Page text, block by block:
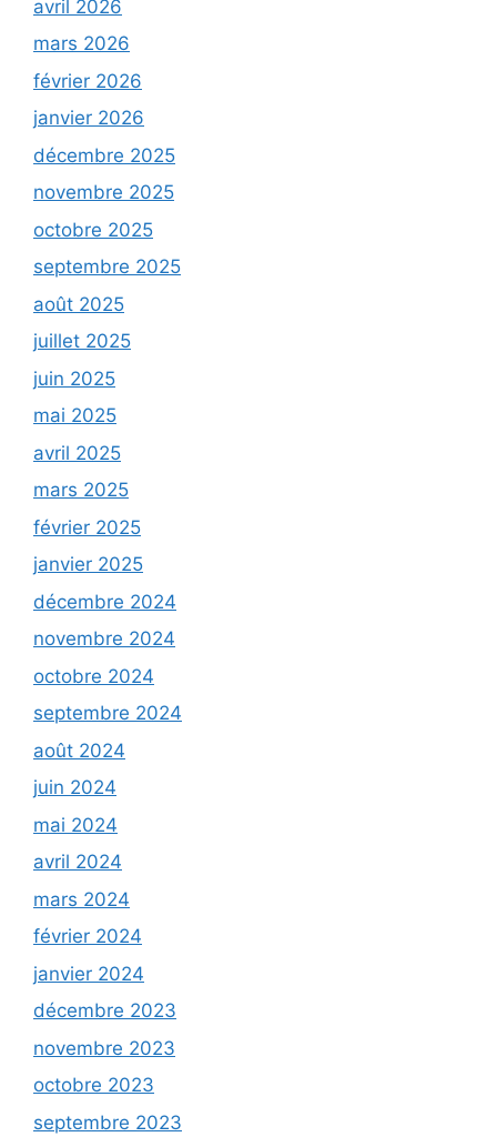
avril 2026
mars 2026
février 2026
janvier 2026
décembre 2025
novembre 2025
octobre 2025
septembre 2025
août 2025
juillet 2025
juin 2025
mai 2025
avril 2025
mars 2025
février 2025
janvier 2025
décembre 2024
novembre 2024
octobre 2024
septembre 2024
août 2024
juin 2024
mai 2024
avril 2024
mars 2024
février 2024
janvier 2024
décembre 2023
novembre 2023
octobre 2023
septembre 2023